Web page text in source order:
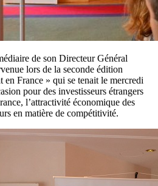
de son Directeur Général
lors de la seconde édition
en France » qui se tenait le mercredi
pour des investisseurs étrangers
l’attractivité économique des
en matière de compétitivité.